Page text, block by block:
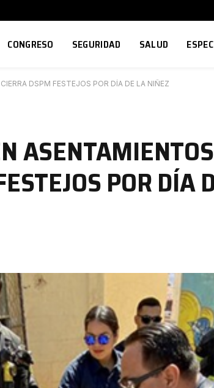
CONGRESO SEGURIDAD SALUD
DSPM FESTEJOS POR DÍA DE LA NIÑEZ
ASENTAMIENTOS
POR DÍA